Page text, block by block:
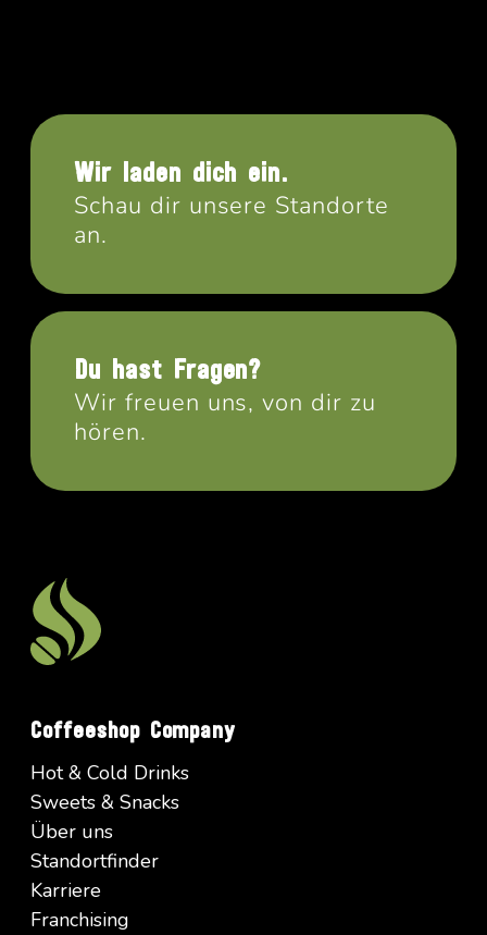
Wir laden dich ein.
Schau dir unsere Standorte
an.
Du hast Fragen?
Wir freuen uns, von dir zu
hören.
Coffeeshop Company
Hot & Cold Drinks
Sweets & Snacks
Über uns
Standortfinder
Karriere
Franchising